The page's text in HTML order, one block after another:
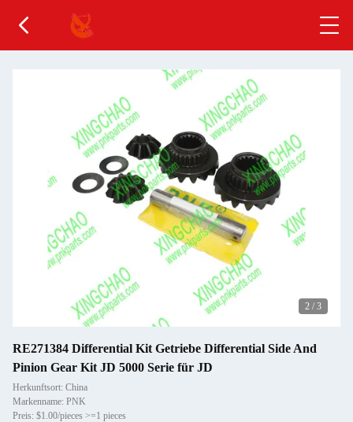
2 / 3
RE271384 Differential Kit Getriebe Differential Side And
Pinion Gear Kit JD 5000 Serie für JD
Herkunftsort: China
Markenname: PNK
Preis: $1.00/pieces >=1 pieces